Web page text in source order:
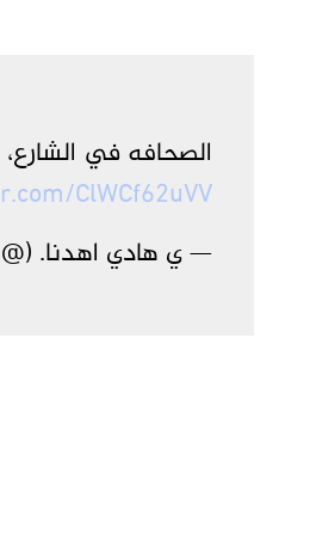
الصحافه في الشارع،
ClWCf62uVV
— ي هادي اهدنا. (@Baqeira_)